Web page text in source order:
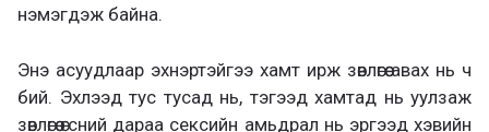
нэмэгдэж байна.
Энэ асуудлаар эхнэртэйгээ хамт ирж зөвлөгөө авах нь ч
бий. Эхлээд тус тусад нь, тэгээд хамтад нь уулзаж
зөвлөгөө өгсний дараа сексийн амьдрал нь эргээд хэвийн